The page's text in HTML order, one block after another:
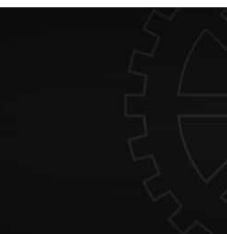
Trafic/Vivaro/Movano 16x1.5mm